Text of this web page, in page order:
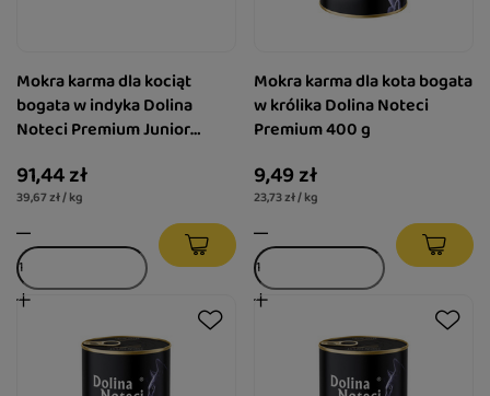
Mokra karma dla kociąt
bogata w indyka Dolina
Noteci Premium Junior
91,44 zł
39,67 zł / kg
Mokra karma dla kota bogata
w królika Dolina Noteci
Premium 400 g
9,49 zł
23,73 zł / kg